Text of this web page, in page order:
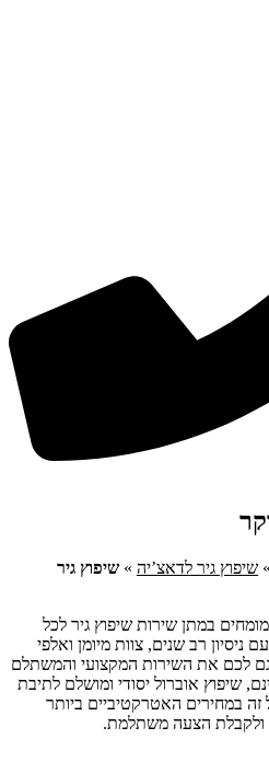
» שיפוץ גיר לדאצ’יה » שיפוץ גיר
במתן שירות שיפוץ גיר לכל
ניסיון רב שנים, צוות מיומן ואלפי
לכם את השירות המקצועי והמשתלם
שיפוץ אוברול יסודי ומושלם לתיבת
זה במחירים האטרקטיביים ביותר
ולקבלת הצעה משתלמת.